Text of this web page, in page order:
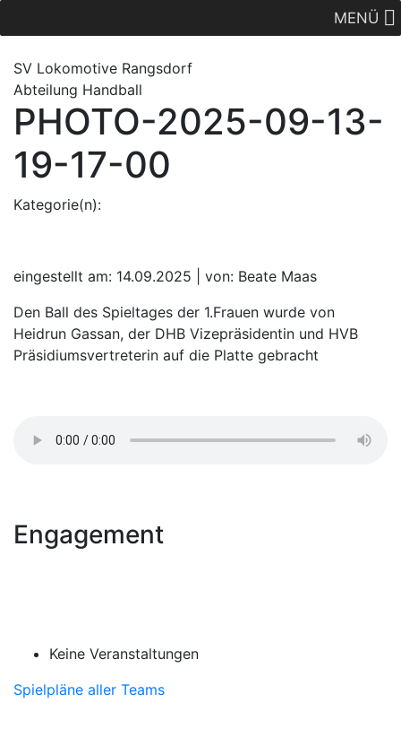
MENÜ
SV Lokomotive Rangsdorf
Abteilung Handball
PHOTO-2025-09-13-
19-17-00
Kategorie(n):
eingestellt am: 14.09.2025 | von: Beate Maas
Den Ball des Spieltages der 1.Frauen wurde von
Heidrun Gassan, der DHB Vizepräsidentin und HVB
Präsidiumsvertreterin auf die Platte gebracht
Engagement
Keine Veranstaltungen
Spielpläne aller Teams